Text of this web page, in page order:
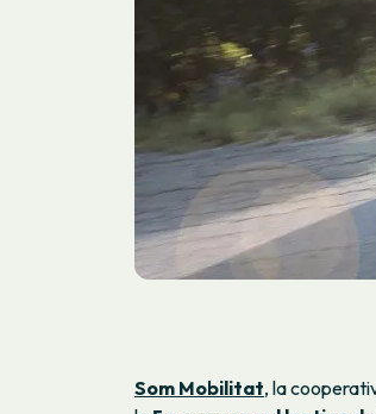
Som Mobilitat, la